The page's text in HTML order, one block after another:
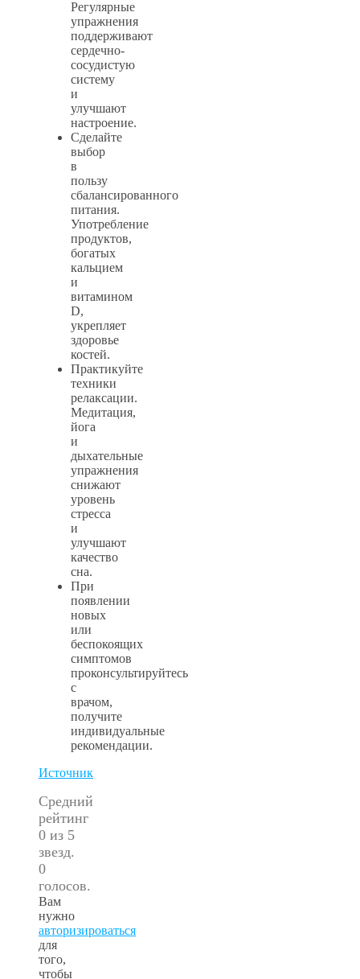
Регулярные
упражнения
поддерживают
сердечно-
сосудистую
систему
и
улучшают
настроение.
Сделайте
выбор
в
пользу
сбалансированного
питания.
Употребление
продуктов,
богатых
кальцием
и
витамином
D,
укрепляет
здоровье
костей.
Практикуйте
техники
релаксации.
Медитация,
йога
и
дыхательные
упражнения
снижают
уровень
стресса
и
улучшают
качество
сна.
При
появлении
новых
или
беспокоящих
симптомов
проконсультируйтесь
с
врачом,
получите
индивидуальные
рекомендации.
Источник
Средний
рейтинг
0 из 5
звезд.
0
голосов.
Вам
нужно
авторизироваться
для
того,
чтобы